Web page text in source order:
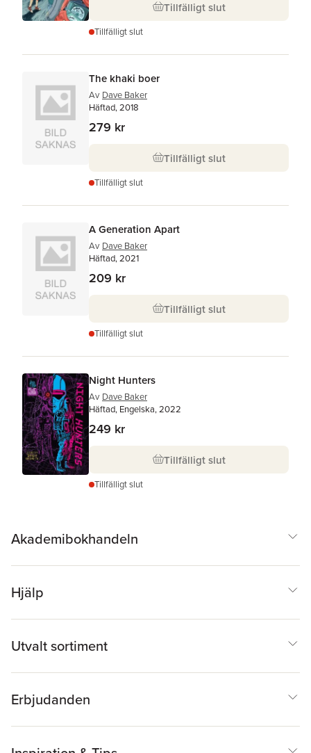
Tillfälligt slut
Tillfälligt slut
The khaki boer
Av Dave Baker
Häftad, 2018
279 kr
Tillfälligt slut
Tillfälligt slut
A Generation Apart
Av Dave Baker
Häftad, 2021
209 kr
Tillfälligt slut
Tillfälligt slut
Night Hunters
Av Dave Baker
Häftad, Engelska, 2022
249 kr
Tillfälligt slut
Tillfälligt slut
Akademibokhandeln
Hjälp
Utvalt sortiment
Erbjudanden